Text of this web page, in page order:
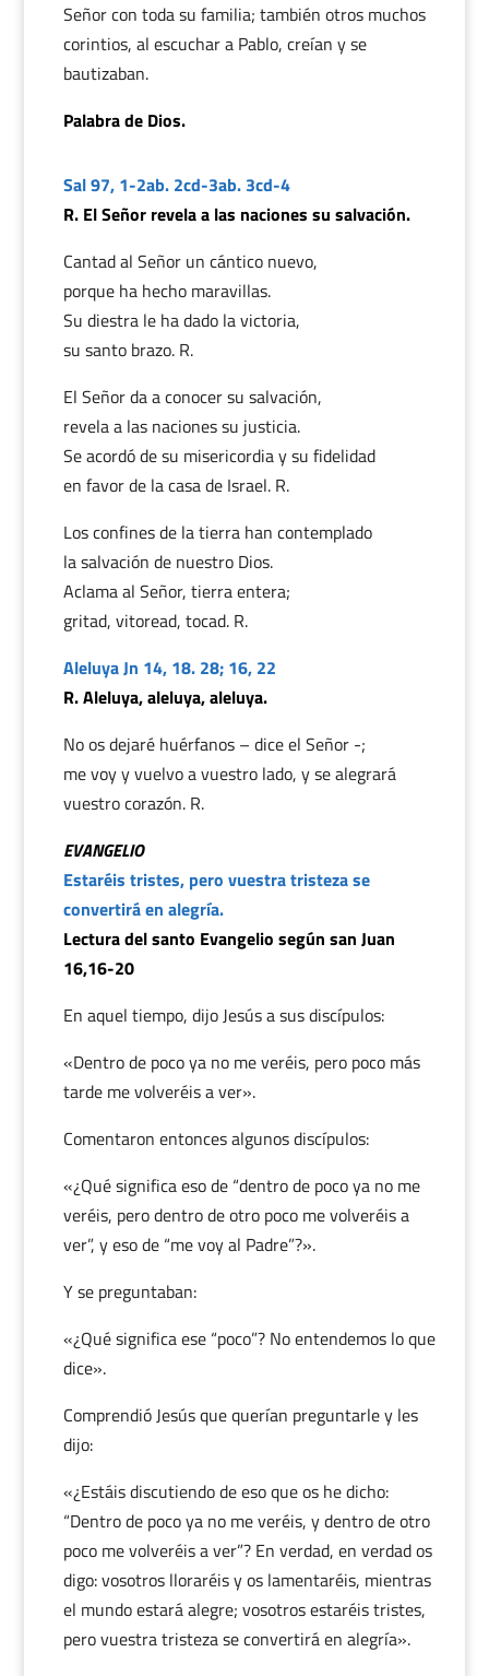
Señor con toda su familia; también otros muchos
corintios, al escuchar a Pablo, creían y se
bautizaban.
Palabra de Dios.
Sal 97, 1-2ab. 2cd-3ab. 3cd-4
R. El Señor revela a las naciones su salvación.
Cantad al Señor un cántico nuevo,
porque ha hecho maravillas.
Su diestra le ha dado la victoria,
su santo brazo. R.
El Señor da a conocer su salvación,
revela a las naciones su justicia.
Se acordó de su misericordia y su fidelidad
en favor de la casa de Israel. R.
Los confines de la tierra han contemplado
la salvación de nuestro Dios.
Aclama al Señor, tierra entera;
gritad, vitoread, tocad. R.
Aleluya Jn 14, 18. 28; 16, 22
R. Aleluya, aleluya, aleluya.
No os dejaré huérfanos – dice el Señor -;
me voy y vuelvo a vuestro lado, y se alegrará
vuestro corazón. R.
EVANGELIO
Estaréis tristes, pero vuestra tristeza se
convertirá en alegría.
Lectura del santo Evangelio según san Juan
16,16-20
En aquel tiempo, dijo Jesús a sus discípulos:
«Dentro de poco ya no me veréis, pero poco más
tarde me volveréis a ver».
Comentaron entonces algunos discípulos:
«¿Qué significa eso de “dentro de poco ya no me
veréis, pero dentro de otro poco me volveréis a
ver”, y eso de “me voy al Padre”?».
Y se preguntaban:
«¿Qué significa ese “poco”? No entendemos lo que
dice».
Comprendió Jesús que querían preguntarle y les
dijo:
«¿Estáis discutiendo de eso que os he dicho:
“Dentro de poco ya no me veréis, y dentro de otro
poco me volveréis a ver”? En verdad, en verdad os
digo: vosotros lloraréis y os lamentaréis, mientras
el mundo estará alegre; vosotros estaréis tristes,
pero vuestra tristeza se convertirá en alegría».